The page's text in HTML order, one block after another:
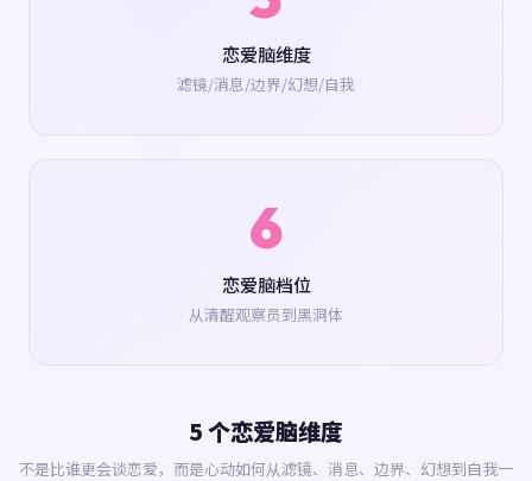
恋爱脑维度
滤镜/消息/边界/幻想/自我
6
恋爱脑档位
从清醒观察员到黑洞体
5 个恋爱脑维度
不是比谁更会谈恋爱，而是心动如何从滤镜、消息、边界、幻想到自我一